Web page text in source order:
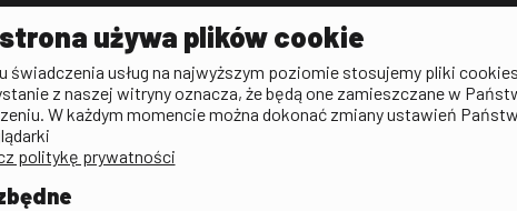
Aktualności
Publicystyka filmowa
Deklaracja dostępności
Polityka antykorupcyjna
używa plików cookie
świadczenia usług na najwyższym poziomie stosujemy pliki cookies.
z naszej witryny oznacza, że będą one zamieszczane w
W każdym momencie można dokonać zmiany ustawień
politykę prywatności